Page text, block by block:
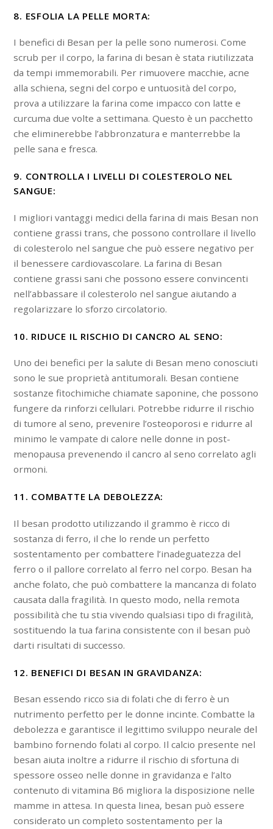
8. ESFOLIA LA PELLE MORTA:
I benefici di Besan per la pelle sono numerosi. Come
scrub per il corpo, la farina di besan è stata riutilizzata
da tempi immemorabili. Per rimuovere macchie, acne
alla schiena, segni del corpo e untuosità del corpo,
prova a utilizzare la farina come impacco con latte e
curcuma due volte a settimana. Questo è un pacchetto
che eliminerebbe l’abbronzatura e manterrebbe la
pelle sana e fresca.
9. CONTROLLA I LIVELLI DI COLESTEROLO NEL
SANGUE:
I migliori vantaggi medici della farina di mais Besan non
contiene grassi trans, che possono controllare il livello
di colesterolo nel sangue che può essere negativo per
il benessere cardiovascolare. La farina di Besan
contiene grassi sani che possono essere convincenti
nell’abbassare il colesterolo nel sangue aiutando a
regolarizzare lo sforzo circolatorio.
10. RIDUCE IL RISCHIO DI CANCRO AL SENO:
Uno dei benefici per la salute di Besan meno conosciuti
sono le sue proprietà antitumorali. Besan contiene
sostanze fitochimiche chiamate saponine, che possono
fungere da rinforzi cellulari. Potrebbe ridurre il rischio
di tumore al seno, prevenire l’osteoporosi e ridurre al
minimo le vampate di calore nelle donne in post-
menopausa prevenendo il cancro al seno correlato agli
ormoni.
11. COMBATTE LA DEBOLEZZA:
Il besan prodotto utilizzando il grammo è ricco di
sostanza di ferro, il che lo rende un perfetto
sostentamento per combattere l’inadeguatezza del
ferro o il pallore correlato al ferro nel corpo. Besan ha
anche folato, che può combattere la mancanza di folato
causata dalla fragilità. In questo modo, nella remota
possibilità che tu stia vivendo qualsiasi tipo di fragilità,
sostituendo la tua farina consistente con il besan può
darti risultati di successo.
12. BENEFICI DI BESAN IN GRAVIDANZA:
Besan essendo ricco sia di folati che di ferro è un
nutrimento perfetto per le donne incinte. Combatte la
debolezza e garantisce il legittimo sviluppo neurale del
bambino fornendo folati al corpo. Il calcio presente nel
besan aiuta inoltre a ridurre il rischio di sfortuna di
spessore osseo nelle donne in gravidanza e l’alto
contenuto di vitamina B6 migliora la disposizione nelle
mamme in attesa. In questa linea, besan può essere
considerato un completo sostentamento per la